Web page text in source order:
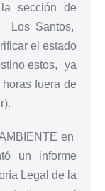
sección de
Los Santos,
el estado
estos, ya
fuera de
en
un informe
Legal de la